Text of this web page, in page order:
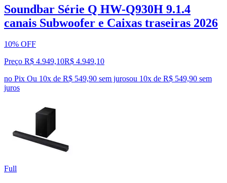
Soundbar Série Q HW-Q930H 9.1.4
canais Subwoofer e Caixas traseiras 2026
10% OFF
Preço R$ 4.949,10R$ 4.949,10
no Pix Ou 10x de R$ 549,90 sem jurosou 10x de R$ 549,90 sem
juros
Full